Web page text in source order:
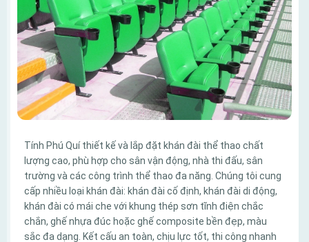
Tính Phú Quí thiết kế và lắp đặt khán đài thể thao chất
lượng cao, phù hợp cho sân vận động, nhà thi đấu, sân
trường và các công trình thể thao đa năng. Chúng tôi cung
cấp nhiều loại khán đài: khán đài cố định, khán đài di động,
khán đài có mái che với khung thép sơn tĩnh điện chắc
chắn, ghế nhựa đúc hoặc ghế composite bền đẹp, màu
sắc đa dạng. Kết cấu an toàn, chịu lực tốt, thi công nhanh